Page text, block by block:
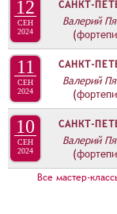
12
СЕН
2024
САНКТ-
Валерий
11
СЕН
2024
САНКТ-
Валерий
10
СЕН
2024
САНКТ-
Валерий
Все мастер-